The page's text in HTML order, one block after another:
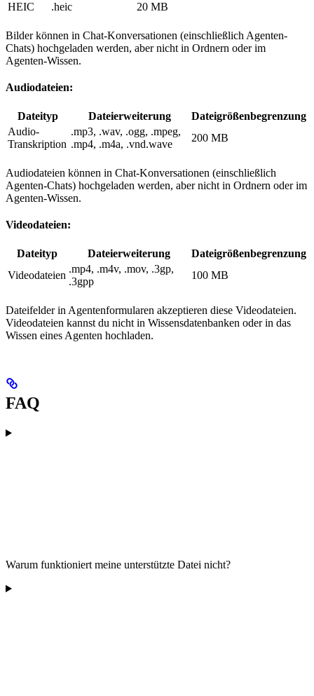
HEIC
.heic 20 MB
Bilder können in Chat-Konversationen (einschließlich Agenten-
Chats) hochgeladen werden, aber nicht in Ordnern oder im
Agenten-Wissen.
Audiodateien:
Dateityp Dateierweiterung
Dateigrößenbegrenzung
Audio-
Transkription
.mp3, .wav, .ogg, .mpeg,
.mp4, .m4a, .vnd.wave
200 MB
Audiodateien können in Chat-Konversationen (einschließlich
Agenten-Chats) hochgeladen werden, aber nicht in Ordnern oder im
Agenten-Wissen.
Videodateien:
Dateityp Dateierweiterung
Dateigrößenbegrenzung
Videodateien
.mp4, .m4v, .mov, .3gp,
.3gpp
100 MB
Dateifelder in Agentenformularen akzeptieren diese Videodateien.
Videodateien kannst du nicht in Wissensdatenbanken oder in das
Wissen eines Agenten hochladen.
FAQ
Warum funktioniert meine unterstützte Datei nicht?